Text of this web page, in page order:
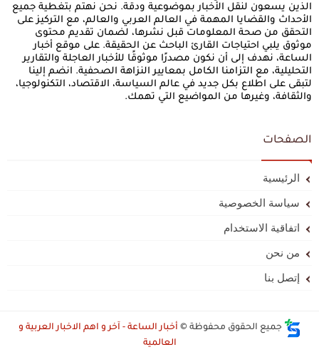
الذين يسعون لنقل الأخبار بموضوعية ودقة. نحن نهتم بتغطية جميع
الأحداث والقضايا المهمة في العالم العربي والعالم، مع التركيز على
التحقق من صحة المعلومات قبل نشرها، لضمان تقديم محتوى
موثوق يلبي احتياجات القارئ الباحث عن الحقيقة. على موقع أخبار
الساعة، نهدف إلى أن نكون مصدرًا موثوقًا للأخبار العاجلة والتقارير
التحليلية، مع التزامنا الكامل بمعايير النزاهة الصحفية. انضم إلينا
لتبقى على اطلاع بكل جديد في عالم السياسة، الاقتصاد، التكنولوجيا،
والثقافة، وغيرها من المواضيع التي تهمك.
الصفحات
الرئيسية
سياسة الخصوصية
اتفاقية الاستخدام
من نحن
إتصل بنا
جميع الحقوق محفوظة © أخبار الساعة - آخر و اهم الاخبار العربية و
العالمية